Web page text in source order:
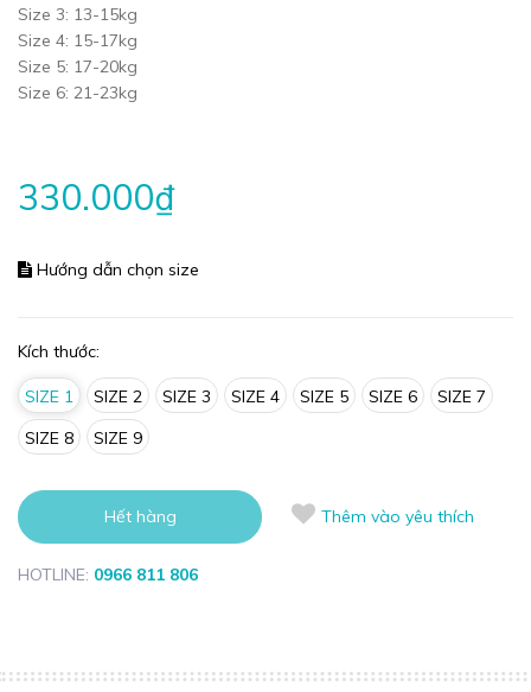
Size 3: 13-15kg
Size 4: 15-17kg
Size 5: 17-20kg
Size 6: 21-23kg
330.000₫
Hướng dẫn chọn size
Kích thước:
SIZE 1 SIZE 2 SIZE 3 SIZE 4 SIZE 5 SIZE 6
SIZE 7
SIZE 8
SIZE 9
Hết hàng Thêm vào yêu thích
HOTLINE: 0966 811 806